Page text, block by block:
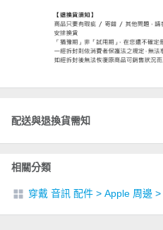
配送與退換貨需知
相關分類
穿戴 音訊 配件 > Apple 周邊 >